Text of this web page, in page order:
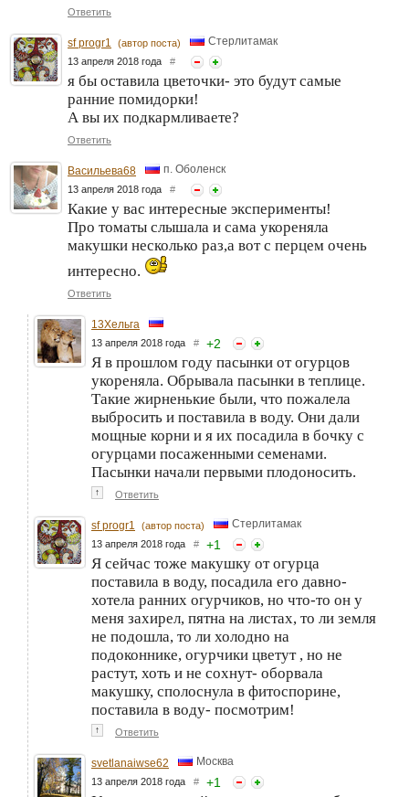
Ответить
sf progr1 (автор поста) Стерлитамак
13 апреля 2018 года #
я бы оставила цветочки- это будут самые
ранние помидорки!
А вы их подкармливаете?
Ответить
Васильева68 п. Оболенск
13 апреля 2018 года #
Какие у вас интересные эксперименты!
Про томаты слышала и сама укореняла
макушки несколько раз,а вот с перцем очень
интересно.
Ответить
13Хельга
13 апреля 2018 года # +2
Я в прошлом году пасынки от огурцов
укореняла. Обрывала пасынки в теплице.
Такие жирненькие были, что пожалела
выбросить и поставила в воду. Они дали
мощные корни и я их посадила в бочку с
огурцами посаженными семенами.
Пасынки начали первыми плодоносить.
↑ Ответить
sf progr1 (автор поста) Стерлитамак
13 апреля 2018 года # +1
Я сейчас тоже макушку от огурца
поставила в воду, посадила его давно-
хотела ранних огурчиков, но что-то он у
меня захирел, пятна на листах, то ли земля
не подошла, то ли холодно на
подоконнике, огурчики цветут , но не
растут, хоть и не сохнут- оборвала
макушку, сполоснула в фитоспорине,
поставила в воду- посмотрим!
↑ Ответить
svetlanaiwse62 Москва
13 апреля 2018 года # +1